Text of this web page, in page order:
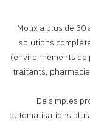
Motix a plus de
solutions
(environnements
traitants,
De simples
automatisations